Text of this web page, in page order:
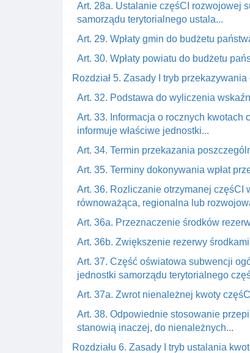
Art. 28a. Ustalanie częśCI rozwojowej
samorządu terytorialnego ustala...
Art. 29. Wpłaty gmin do budżetu
Art. 30. Wpłaty powiatu do budżetu
Rozdział 5. Zasady I tryb
Art. 32. Podstawa do wyliczenia
Art. 33. Informacja o rocznych
informuje właściwe jednostki...
Art. 34. Termin przekazania
Art. 35. Terminy dokonywania wpłat
Art. 36. Rozliczanie otrzymanej
równoważąca, regionalna lub
Art. 36a. Przeznaczenie środków
Art. 36b. Zwiększenie rezerwy
Art. 37. Część oświatowa subwencji
jednostki samorządu terytorialnego
Art. 37a. Zwrot nienależnej kwoty
Art. 38. Odpowiednie stosowanie
stanowią inaczej, do nienależnych...
Rozdziału 6. Zasady I tryb ustalania